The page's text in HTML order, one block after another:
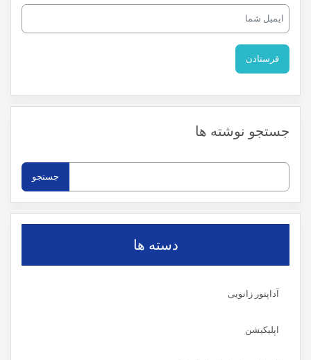
جستجو نوشته ها
برای:
دسته ها
آداپتور زانویی
اپلیکیشن